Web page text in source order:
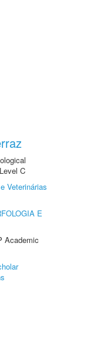
C
Veterinárias
E
Academic